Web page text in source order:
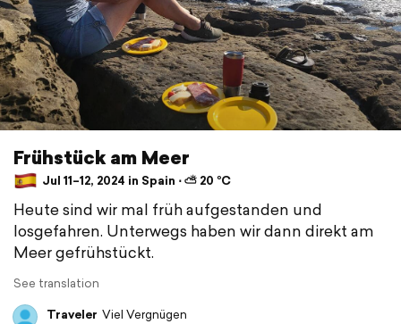
Frühstück am Meer
Jul 11–12, 2024 in Spain ⋅ ⛅ 20 °C
Heute sind wir mal früh aufgestanden und
losgefahren. Unterwegs haben wir dann direkt am
Meer gefrühstückt.
See translation
Traveler Viel Vergnügen